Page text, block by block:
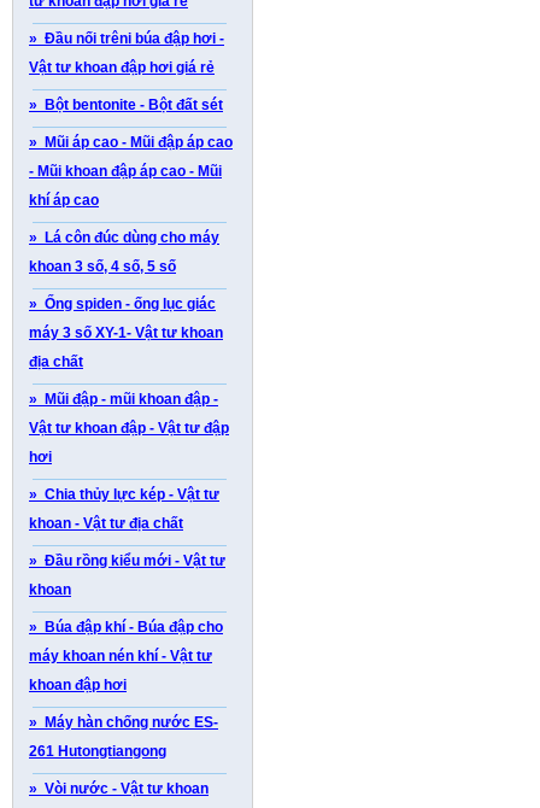
» Đầu nối trêni búa đập hơi -
Vật tư khoan đập hơi giá rẻ
» Bột bentonite - Bột đất sét
» Mũi áp cao - Mũi đập áp cao
- Mũi khoan đập áp cao - Mũi
khí áp cao
» Lá côn đúc dùng cho máy
khoan 3 số, 4 số, 5 số
» Ống spiden - ống lục giác
máy 3 số XY-1- Vật tư khoan
địa chất
» Mũi đập - mũi khoan đập -
Vật tư khoan đập - Vật tư đập
hơi
» Chia thủy lực kép - Vật tư
khoan - Vật tư địa chất
» Đầu rồng kiểu mới - Vật tư
khoan
» Búa đập khí - Búa đập cho
máy khoan nén khí - Vật tư
khoan đập hơi
» Máy hàn chống nước ES-
261 Hutongtiangong
» Vòi nước - Vật tư khoan